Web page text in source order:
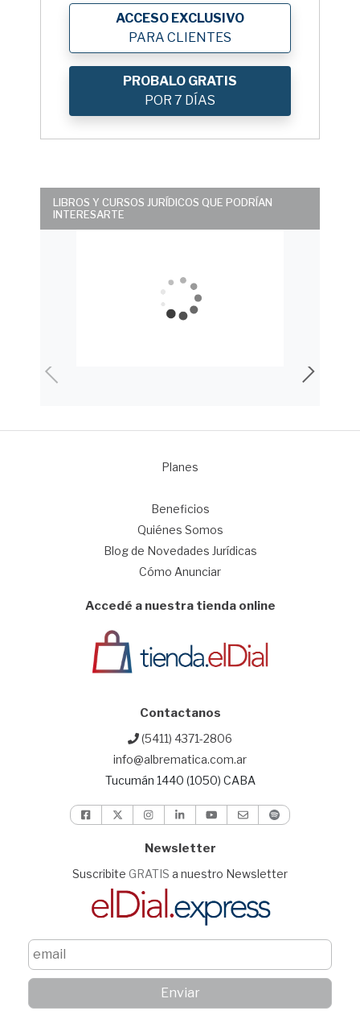
ACCESO EXCLUSIVO
PARA CLIENTES
PROBALO GRATIS
POR 7 DÍAS
LIBROS Y CURSOS JURÍDICOS QUE PODRÍAN
INTERESARTE
Planes
Beneficios
Quiénes Somos
Blog de Novedades Jurídicas
Cómo Anunciar
Accedé a nuestra tienda online
Contactanos
(5411) 4371-2806
info@albrematica.com.ar
Tucumán 1440 (1050) CABA
Newsletter
Suscribite GRATIS a nuestro Newsletter